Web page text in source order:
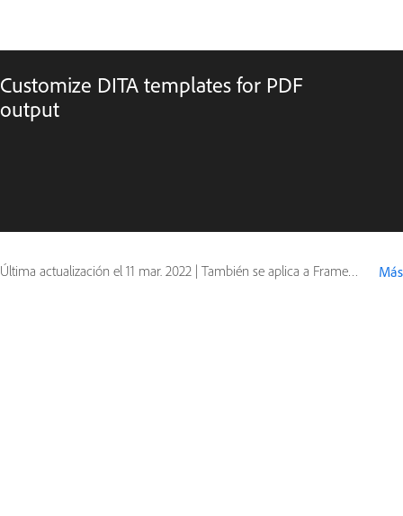
Customize DITA templates for PDF
output
Última actualización el 11 mar. 2022 | También se aplica a FrameMaker (2019 release) Más